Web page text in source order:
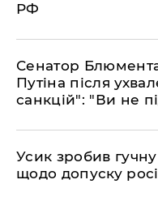
РФ
Сенатор
Путіна після
санкцій": "Ви не
Усик зробив
щодо допуску